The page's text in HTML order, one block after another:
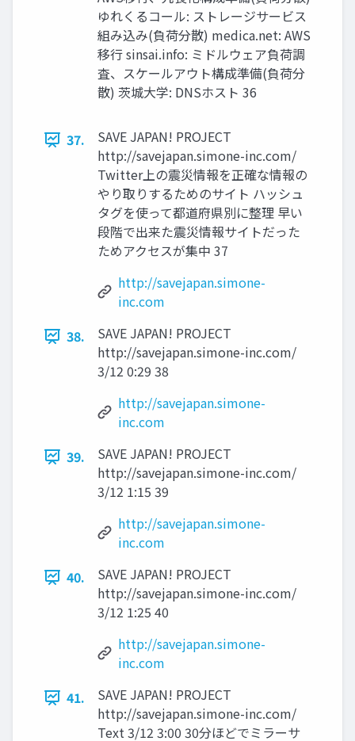
ゆれくるコール: ストレージサービス
組み込み(負荷分散) medica.net: AWS
移行 sinsai.info: ミドルウェア負荷調
査、スケールアウト構成準備(負荷分
散) 茨城大学: DNSホスト 36
37.
SAVE JAPAN! PROJECT
http://savejapan.simone-inc.com/
Twitter上の震災情報を正確な情報の
やり取りするためのサイト ハッシュ
タグを使って都道府県別に整理 早い
段階で出来た震災情報サイトだった
ためアクセスが集中 37
http://savejapan.simone-
inc.com
38.
SAVE JAPAN! PROJECT
http://savejapan.simone-inc.com/
3/12 0:29 38
http://savejapan.simone-
inc.com
39.
SAVE JAPAN! PROJECT
http://savejapan.simone-inc.com/
3/12 1:15 39
http://savejapan.simone-
inc.com
40.
SAVE JAPAN! PROJECT
http://savejapan.simone-inc.com/
3/12 1:25 40
http://savejapan.simone-
inc.com
41.
SAVE JAPAN! PROJECT
http://savejapan.simone-inc.com/
Text 3/12 3:00 30分ほどでミラーサ